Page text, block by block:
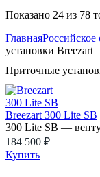
Показано 24 из 78
ГлавнаяРоссийское
установки Breezart
Приточные
Breezart 300 Lite SB
300 Lite SB —
184 500 ₽
Купить